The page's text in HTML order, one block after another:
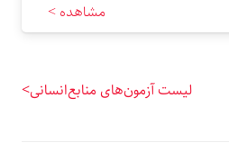
مشاهده >
لیست آزمون‌های منابع‌انسانی>